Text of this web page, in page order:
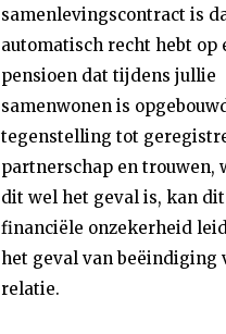
samenlevingscontract is
automatisch recht hebt op
pensioen dat tijdens jullie
samenwonen is
tegenstelling tot
partnerschap en trouwen,
dit wel het geval is, kan
financiële onzekerheid
het geval van beëindiging
relatie.